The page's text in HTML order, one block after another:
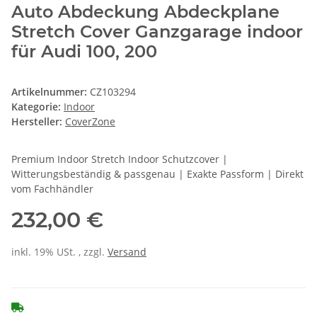
Auto Abdeckung Abdeckplane
Stretch Cover Ganzgarage indoor
für Audi 100, 200
Artikelnummer: CZ103294
Kategorie: Indoor
Hersteller: CoverZone
Premium Indoor Stretch Indoor Schutzcover |
Witterungsbeständig & passgenau | Exakte Passform | Direkt
vom Fachhändler
232,00 €
inkl. 19% USt. , zzgl. Versand